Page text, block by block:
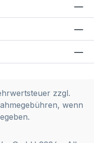
zzgl.
wenn